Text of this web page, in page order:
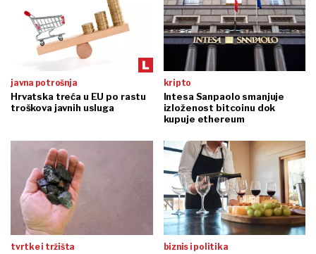
javna potrošnja
Hrvatska treća u EU po rastu
troškova javnih usluga
kripto
Intesa Sanpaolo smanjuje
izloženost bitcoinu dok
kupuje ethereum
tvrtke i tržišta biznis i politika